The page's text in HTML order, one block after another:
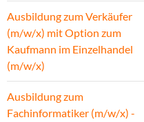
Ausbildung zum Verkäufer
(m/w/x) mit Option zum
Kaufmann im Einzelhandel
(m/w/x)
Ausbildung zum
Fachinformatiker (m/w/x) -